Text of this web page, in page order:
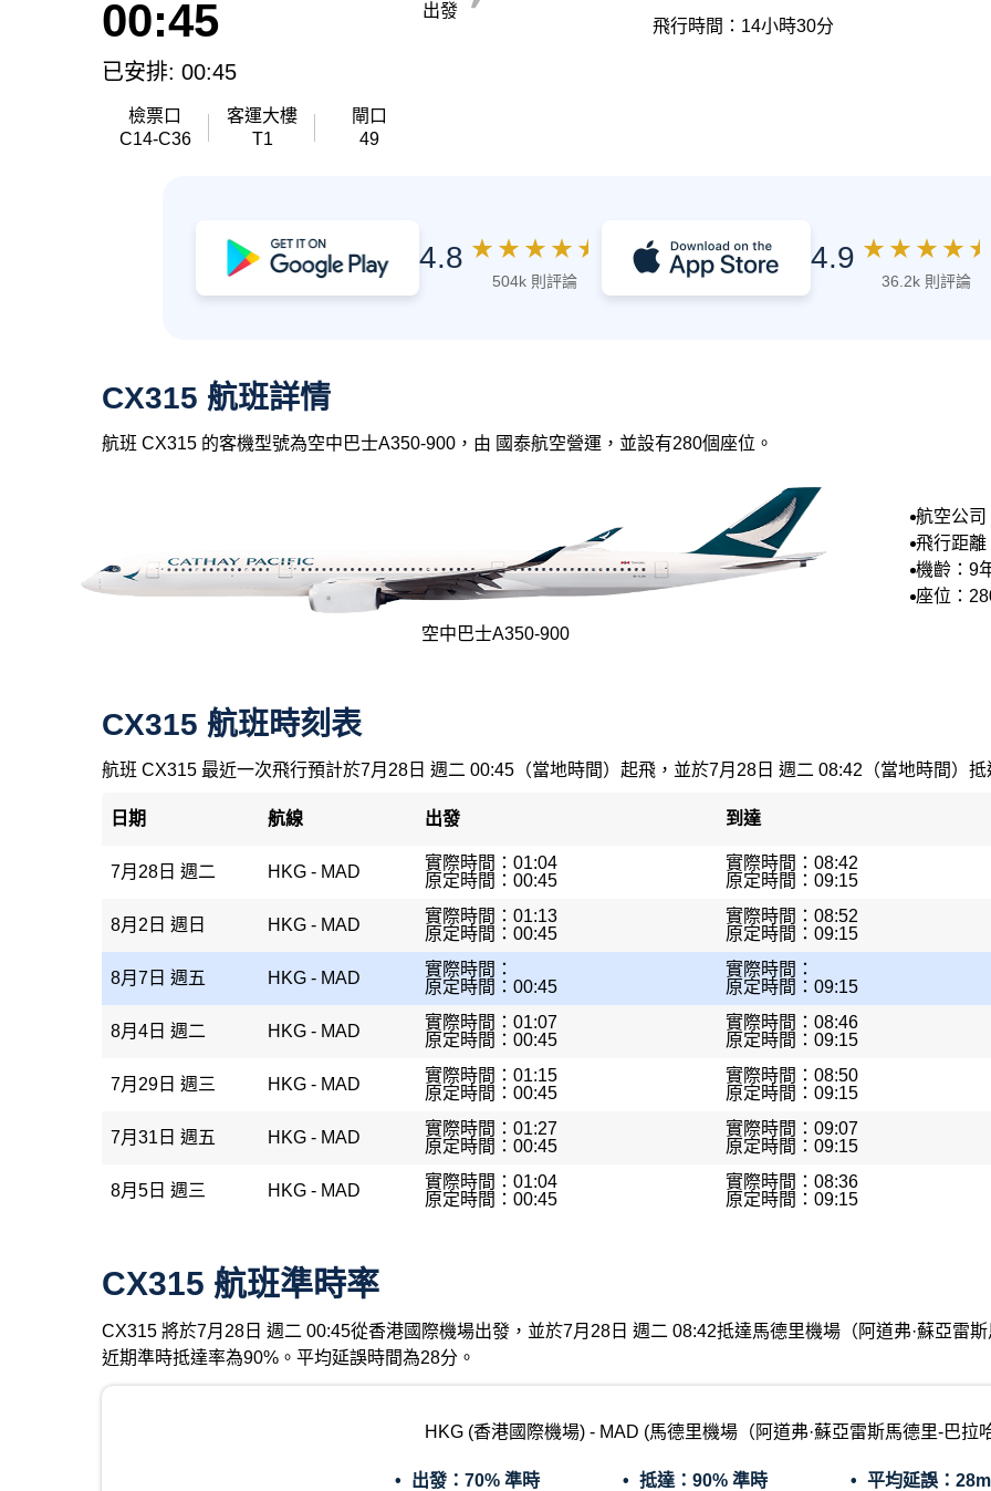
00:45
已安排: 00:45
檢票口
C14-C36
客運大樓
T1
閘口
49
出發
飛行時間：14小時30分
4.8 ★ ★ ★ ★ ★
504k 則評論
4.9 ★ ★ ★ ★ ★
36.2k 則評論
CX315 航班詳情
航班 CX315 的客機型號為空中巴士A350-900，由 國泰航空營運，並設有280個座位。
空中巴士A350-900
航空公司
空
飛行距離
機齡：9
座位：
CX315 航班時刻表
航班 CX315 最近一次飛行預計於7月28日 週二 00:45（當地時間）起飛，並於7月28日 週二 08:42（當地時間）
日期 航線 出發 到達
7月28日 週二 HKG - MAD
實際時間：01:04
原定時間：00:45
實際時間：08:42
原定時間：09:15
8月2日 週日 HKG - MAD
實際時間：01:13
原定時間：00:45
實際時間：08:52
原定時間：09:15
8月7日 週五 HKG - MAD
實際時間：
原定時間：00:45
實際時間：
原定時間：09:15
8月4日 週二 HKG - MAD
實際時間：01:07
原定時間：00:45
實際時間：08:46
原定時間：09:15
7月29日 週三 HKG - MAD
實際時間：01:15
原定時間：00:45
實際時間：08:50
原定時間：09:15
7月31日 週五 HKG - MAD
實際時間：01:27
原定時間：00:45
實際時間：09:07
原定時間：09:15
8月5日 週三 HKG - MAD
實際時間：01:04
原定時間：00:45
實際時間：08:36
原定時間：09:15
CX315 航班準時率
CX315 將於7月28日 週二 00:45從香港國際機場出發，並於7月28日 週二 08:42抵達馬德里機場（阿道弗·蘇亞雷
近期準時抵達率為90%。平均延誤時間為28分。
HKG (香港國際機場) - MAD (馬德里機場（阿道弗·蘇亞雷斯馬德里-巴拉
出發： 70% 準時 抵達： 90% 準時 平均延誤：